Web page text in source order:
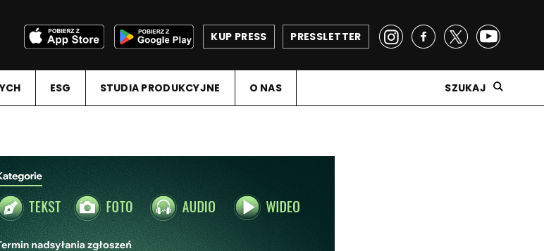
PRESSLETTER
KUP PRESS
ESG STUDIA PRODUKCYJNE O NAS SZUKAJ